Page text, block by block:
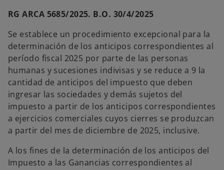
RG ARCA 5685/2025. B.O. 30/4/2025
Se establece un procedimiento excepcional para la
determinación de los anticipos correspondientes al
período fiscal 2025 por parte de las personas
humanas y sucesiones indivisas y se reduce a 9 la
cantidad de anticipos del impuesto que deben
ingresar las sociedades y demás sujetos del
impuesto a partir de los anticipos correspondientes
a ejercicios comerciales cuyos cierres se produzcan
a partir del mes de diciembre de 2025, inclusive.
A los fines de la determinación de los anticipos del
Impuesto a las Ganancias correspondientes al